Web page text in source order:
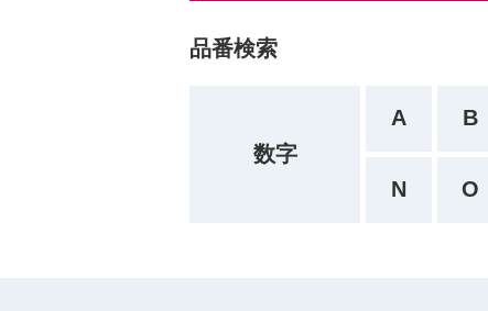
品番検索
数字
A B
N O